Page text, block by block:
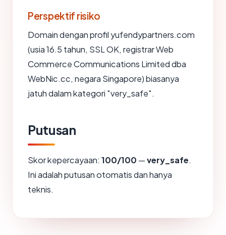
Perspektif risiko
Domain dengan profil yufendypartners.com
(usia 16.5 tahun, SSL OK, registrar Web
Commerce Communications Limited dba
WebNic.cc, negara Singapore) biasanya
jatuh dalam kategori "very_safe".
Putusan
Skor kepercayaan: 100/100 —very_safe.
Ini adalah putusan otomatis dan hanya
teknis.